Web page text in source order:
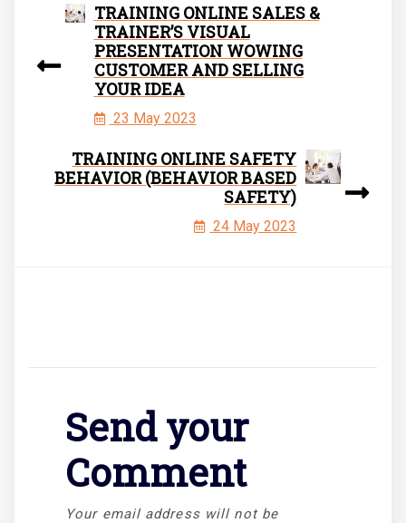
TRAINING ONLINE SALES &
TRAINER’S VISUAL
PRESENTATION WOWING
CUSTOMER AND SELLING
YOUR IDEA
23 May 2023
TRAINING ONLINE SAFETY
BEHAVIOR (BEHAVIOR BASED
SAFETY)
24 May 2023
Send your
Comment
Your email address will not be